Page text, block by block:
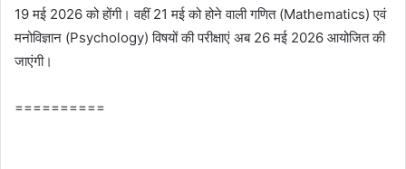
19 मई 2026 को होंगी। वहीं 21 मई को होने वाली गणित (Mathematics) एवं
मनोविज्ञान (Psychology) विषयों की परीक्षाएं अब 26 मई 2026 आयोजित की
जाएंगी।
==========